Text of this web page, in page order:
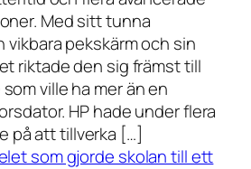
Med sitt tunna
vikbara pekskärm och sin
riktade den sig främst till
ville ha mer än en
HP hade under flera
på att tillverka […]
som gjorde skolan till ett